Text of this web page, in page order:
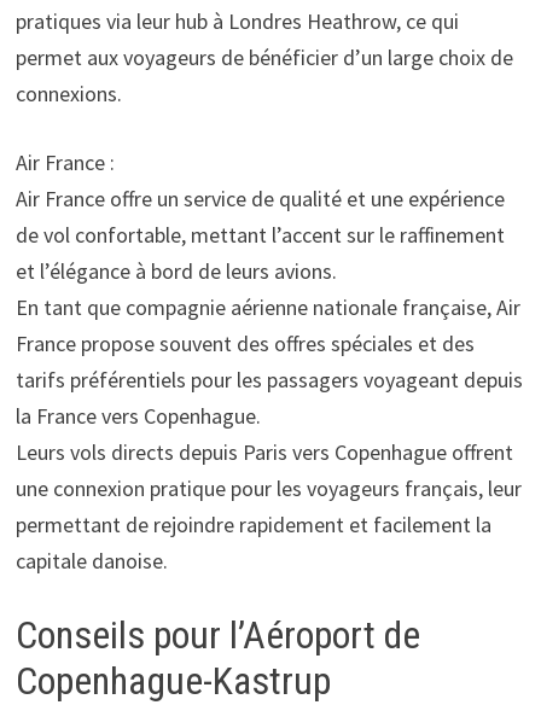
pratiques via leur hub à Londres Heathrow, ce qui
permet aux voyageurs de bénéficier d’un large choix de
connexions.
Air France :
Air France offre un service de qualité et une expérience
de vol confortable, mettant l’accent sur le raffinement
et l’élégance à bord de leurs avions.
En tant que compagnie aérienne nationale française, Air
France propose souvent des offres spéciales et des
tarifs préférentiels pour les passagers voyageant depuis
la France vers Copenhague.
Leurs vols directs depuis Paris vers Copenhague offrent
une connexion pratique pour les voyageurs français, leur
permettant de rejoindre rapidement et facilement la
capitale danoise.
Conseils pour l’Aéroport de
Copenhague-Kastrup